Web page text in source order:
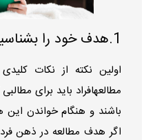
1.هدف خود را بشناسید
اولین نکته از نکات
مطالعهافراد باید برای
باشند و هنگام خواندن این
اگر هدف مطالعه در ذهن